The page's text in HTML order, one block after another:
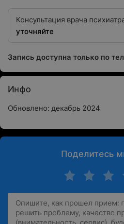
Консультация врача
уточняйте
Запись доступна только по
Инфо
Обновлено: декабрь 2024
Поделитесь